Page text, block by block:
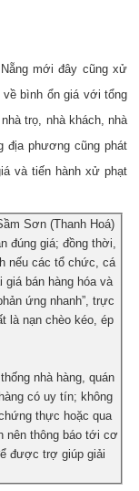
mới đây cũng xử
về bình ổn giá với tổng
trọ, nhà khách, nhà
địa phương cũng phát
và tiến hành xử phạt
Sơn (Thanh Hoá)
đúng giá; đồng thời,
nếu các tổ chức, cá
giá bán hàng hóa và
ứng nhanh”, trực
là nạn chèo kéo, ép
nhà hàng, quán
có uy tín; không
thực hoặc qua
nên thông báo tới cơ
được trợ giúp giải